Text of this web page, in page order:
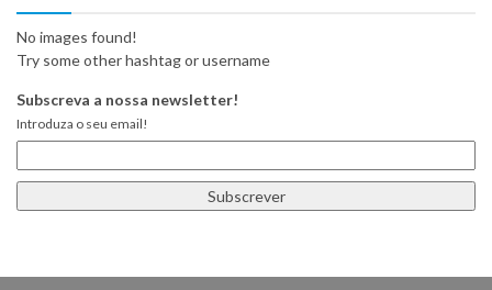
No images found!
Try some other hashtag or username
Subscreva a nossa newsletter!
Introduza o seu email!